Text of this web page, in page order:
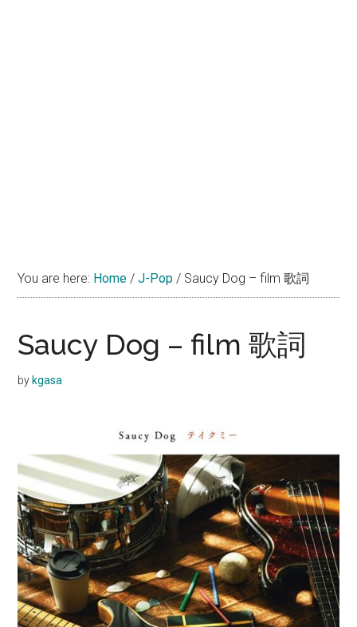
You are here: Home / J-Pop / Saucy Dog – film 歌詞
Saucy Dog – film 歌詞
by kgasa